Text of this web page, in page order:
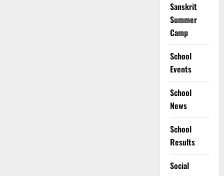
Sanskrit
Summer
Camp
School
Events
School
News
School
Results
Social